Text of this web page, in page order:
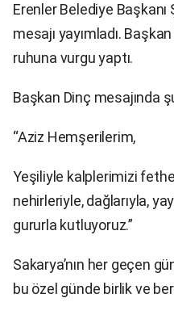
Erenler Belediye Başkanı
mesajı yayımladı.
ruhuna vurgu yaptı.
Başkan Dinç mesajında
“Aziz Hemşerilerim,
Yeşiliyle kalplerimizi
nehirleriyle, dağlarıyla,
gururla kutluyoruz.”
Sakarya’nın her geçen
bu özel günde birlik ve